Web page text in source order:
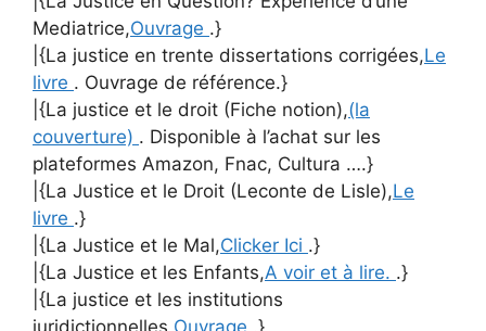
Mediatrice,Ouvrage .}
|{La justice en trente dissertations corrigées,Le
livre . Ouvrage de référence.}
|{La justice et le droit (Fiche notion),(la
couverture) . Disponible à l’achat sur les
plateformes Amazon, Fnac, Cultura ….}
|{La Justice et le Droit (Leconte de Lisle),Le
livre .}
|{La Justice et le Mal,Clicker Ici .}
|{La Justice et les Enfants,A voir et à lire. .}
|{La justice et les institutions
juridictionnelles, Ouvrage .}